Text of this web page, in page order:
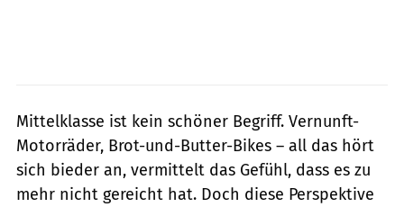
Mittelklasse ist kein schöner Begriff. Vernunft-
Motorräder, Brot-und-Butter-Bikes – all das hört
sich bieder an, vermittelt das Gefühl, dass es zu
mehr nicht gereicht hat. Doch diese Perspektive